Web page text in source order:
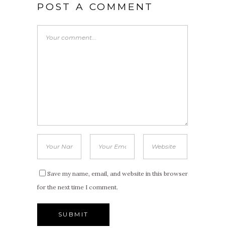
POST A COMMENT
Save my name, email, and website in this browser
for the next time I comment.